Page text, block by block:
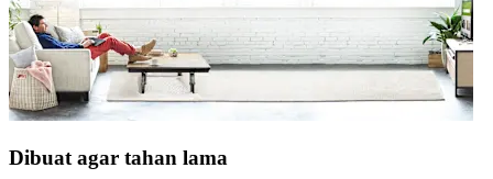
Dibuat agar tahan lama